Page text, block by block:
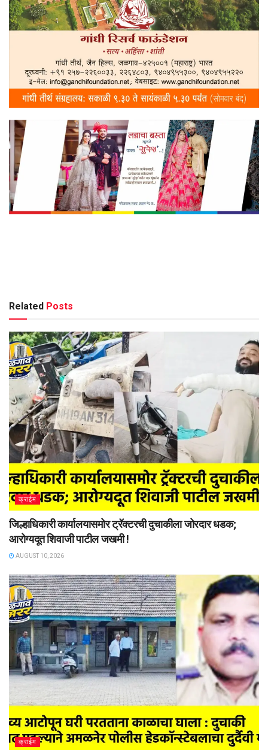
Related Posts
क्राईम
जिल्हाधिकारी कार्यालयासमोर ट्रॅक्टरची दुचाकीला जोरदार धडक;
आरोग्यदूत शिवाजी पाटील जखमी !
AUGUST 10, 2026
क्राईम